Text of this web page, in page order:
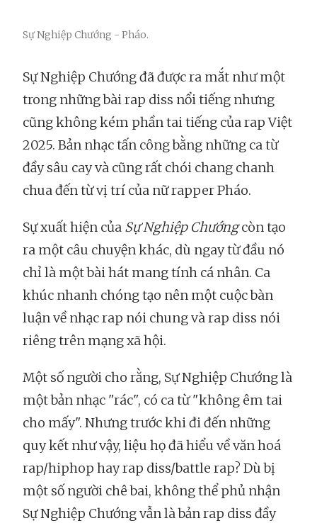
Sự Nghiệp Chướng - Pháo.
Sự Nghiệp Chướng đã được ra mắt như một
trong những bài rap diss nổi tiếng nhưng
cũng không kém phần tai tiếng của rap Việt
2025. Bản nhạc tấn công bằng những ca từ
đầy sâu cay và cũng rất chói chang chanh
chua đến từ vị trí của nữ rapper Pháo.
Sự xuất hiện của Sự Nghiệp Chướngcòn tạo
ra một câu chuyện khác, dù ngay từ đầu nó
chỉ là một bài hát mang tính cá nhân. Ca
khúc nhanh chóng tạo nên một cuộc bàn
luận về nhạc rap nói chung và rap diss nói
riêng trên mạng xã hội.
Một số người cho rằng, Sự Nghiệp Chướng là
một bản nhạc "rác", có ca từ "không êm tai
cho mấy". Nhưng trước khi đi đến những
quy kết như vậy, liệu họ đã hiểu về văn hoá
rap/hiphop hay rap diss/battle rap? Dù bị
một số người chê bai, không thể phủ nhận
Sự Nghiệp Chướng vẫn là bản rap diss đầy